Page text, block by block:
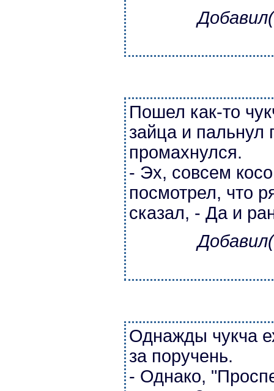
Пошел как-то
зайца и пальнул
промахнулся.
- Эх, совсем
посмотрел, что
сказал, - Да и
Однажды чукча
за поручень.
- Однако,